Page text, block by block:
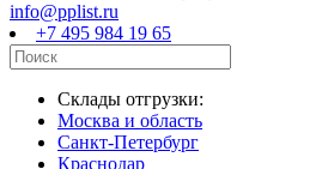
info@pplist.ru
+7 495 984 19 65
Склады отгрузки:
Москва и область
Санкт-Петербург
Краснодар